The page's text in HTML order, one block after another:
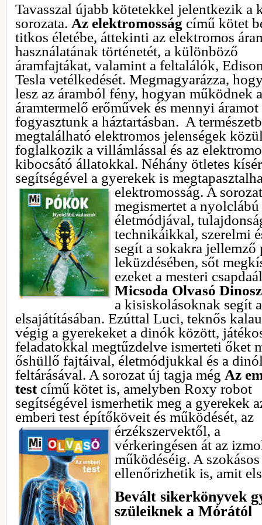
Tavasszal újabb kötetekkel jelentkezik a
sorozata. Az elektromosság című kötet
titkos életébe, áttekinti az elektromos
használatának történetét, a különböző
áramfajtákat, valamint a feltalálók,
Tesla vetélkedését. Megmagyarázza,
lesz az áramból fény, hogyan működnek
áramtermelő erőművek és mennyi áramot
fogyasztunk a háztartásban. A
megtalálható elektromos jelenségek
foglalkozik a villámlással és az
kibocsátó állatokkal. Néhány ötletes
segítségével a gyerekek is
elektromosság. A
megismertet a
életmódjával,
technikáikkal, szerelmi
segít a sokakra
leküzdésében, sőt
ezeket a mesteri
Micsoda Olvasó
a kisiskolásoknak segít
elsajátításában. Ezúttal Luci, teknős
végig a gyerekeket a dinók között,
feladatokkal megtűzdelve ismerteti őket
őshüllő fajtáival, életmódjukkal és a
feltárásával. A sorozat új tagja még Az
testcímű kötet is, amelyben Roxy robot
segítségével ismerhetik meg a gyerekek
emberi test építőköveit és működését, az
érzékszervektől, a
vérkeringésen át az
működéséig. A
ellenőrizhetik is, amit
Bevált sikerkönyvek
szüleiknek a Mórától